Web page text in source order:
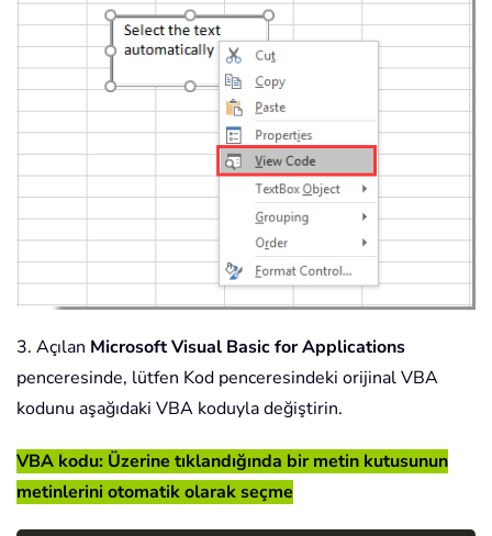
3. Açılan Microsoft Visual Basic for Applications
penceresinde, lütfen Kod penceresindeki orijinal VBA
kodunu aşağıdaki VBA koduyla değiştirin.
VBA kodu: Üzerine tıklandığında bir metin kutusunun
metinlerini otomatik olarak seçme